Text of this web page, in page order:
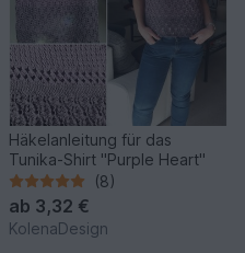
Häkelanleitung für das
Tunika-Shirt "Purple Heart"
(8)
ab 3,32 €
KolenaDesign